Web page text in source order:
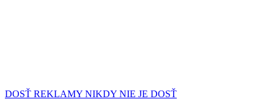
DOSŤ REKLAMY NIKDY NIE JE DOSŤ